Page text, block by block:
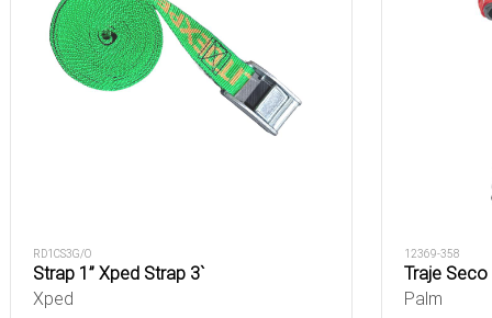
RD1CS3G/O
Strap 1” Xped Strap 3`
Xped
12369-358
Traje Seco
Palm